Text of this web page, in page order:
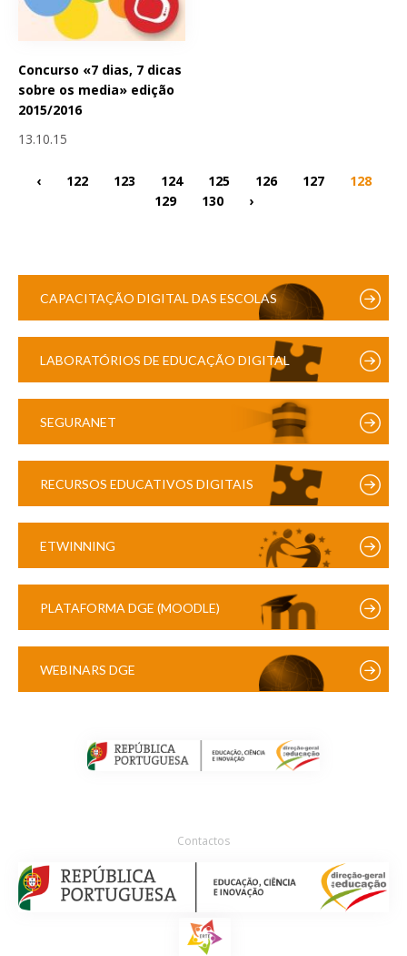
Concurso «7 dias, 7 dicas
sobre os media» edição
2015/2016
13.10.15
‹ 122 123 124 125 126 127
128
129
130 ›
CAPACITAÇÃO DIGITAL DAS ESCOLAS
LABORATÓRIOS DE EDUCAÇÃO DIGITAL
SEGURANET
RECURSOS EDUCATIVOS DIGITAIS
ETWINNING
PLATAFORMA DGE (MOODLE)
WEBINARS DGE
Contactos